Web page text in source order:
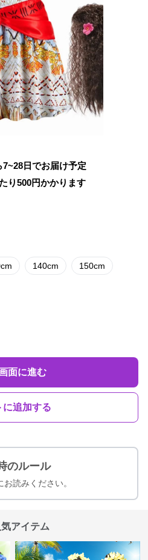
日でお届け予定
り500円かかります
140cm 150cm
面に進む
に追加する
のルール
読みください。
アイテム